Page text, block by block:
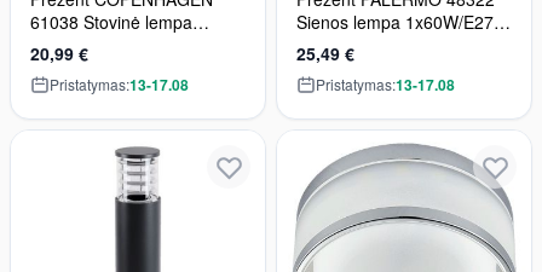
61038 Stovinė lempa
1x40W/E27 IP44
20,99 €
Pristatymas:13-17.08
Sienos lempa 1x60W/E27
IP44
25,49 €
Pristatymas:13-17.08